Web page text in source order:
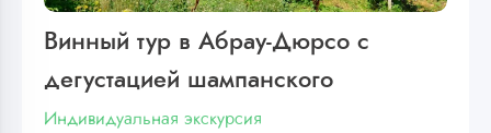
Винный тур в Абрау-Дюрсо с
дегустацией шампанского
Индивидуальная экскурсия